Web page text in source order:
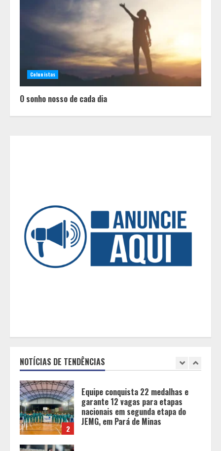
Colunistas
O sonho nosso de cada dia
NOTÍCIAS DE TENDÊNCIAS
2
Equipe conquista 22 medalhas e
garante 12 vagas para etapas
nacionais em segunda etapa do
JEMG, em Pará de Minas
Grandes marcas, preços baixos e
5
perfeitos” da internet: Como a
busca por uma criação idealizada
afeta a saúde mental da família
Tecnologia muda papel do
professor, que passa de
2
garante 12 vagas para etapas
JEMG, em Pará de Minas
3
Grandes marcas, preços baixos e
uma causa que transforma vidas